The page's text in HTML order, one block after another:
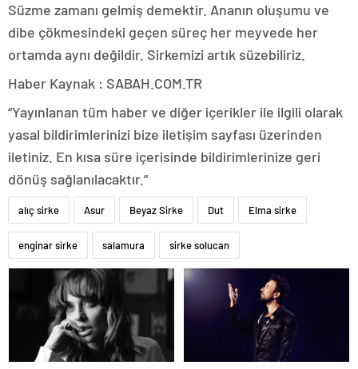
Süzme zamanı gelmiş demektir. Ananın oluşumu ve
dibe çökmesindeki geçen süreç her meyvede her
ortamda aynı değildir. Sirkemizi artık süzebiliriz.
Haber Kaynak : SABAH.COM.TR
“Yayınlanan tüm haber ve diğer içerikler ile ilgili olarak
yasal bildirimlerinizi bize iletişim sayfası üzerinden
iletiniz. En kısa süre içerisinde bildirimlerinize geri
dönüş sağlanılacaktır.”
alıç sirke Asur Beyaz Sirke Dut Elma sirke
enginar sirke salamura sirke solucan